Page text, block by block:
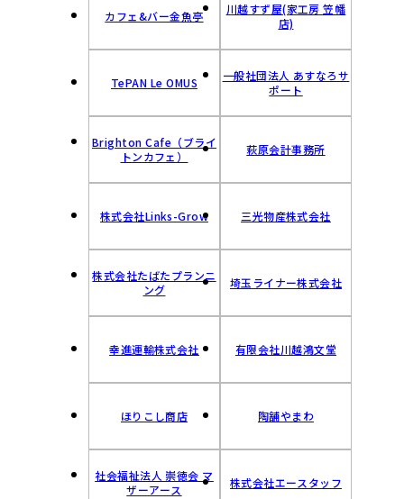
カフェ&バー金魚亭
川越すず屋(家工房 笠幡
店)
TePAN Le OMUS
一般社団法人 あすなろサ
ポート
Brighton Cafe（ブライ
トンカフェ）
萩原会計事務所
株式会社Links-Grow 三光物産株式会社
株式会社たばたプランニ
ング
埼玉ライナー株式会社
幸進運輸株式会社 有限会社川越鴻文堂
ほりこし商店 陶舗やまわ
社会福祉法人 崇徳会 マ
ザーアース
株式会社エースタッフ